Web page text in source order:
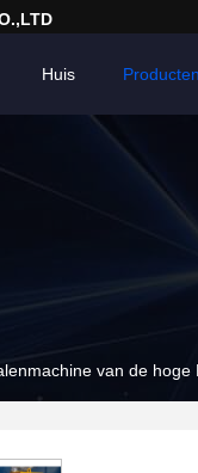
Huis Producten
van de